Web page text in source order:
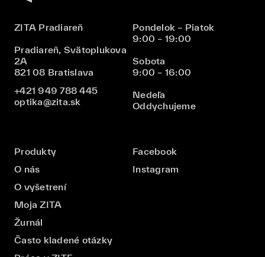
ZITA Pradiareň
Pradiareň, Svätoplukova
2A
821 08 Bratislava
+421 949 788 445
optika@zita.sk
Pondelok – Piatok
9:00 – 19:00
Sobota
9:00 – 16:00
Nedeľa
Oddychujeme
Produkty
O nás
O vyšetrení
Moja ZITA
Žurnál
Často kladené otázky
Facebook
Instagram